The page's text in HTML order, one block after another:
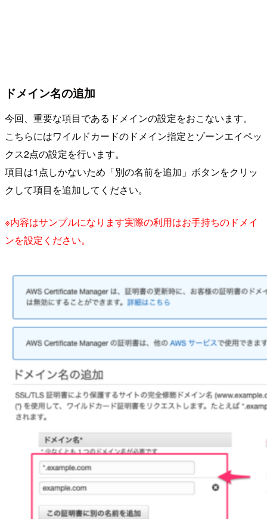
ドメイン名の追加
今回、重要な項目であるドメインの設定をおこないます。
こちらにはワイルドカードのドメイン指定とゾーンエイペッ
クス2点の設定を行います。
項目は1点しかないため「別の名前を追加」ボタンをクリッ
クして項目を追加してください。
※内容はサンプルになります実際の利用はお手持ちのドメイ
ンを設定ください。